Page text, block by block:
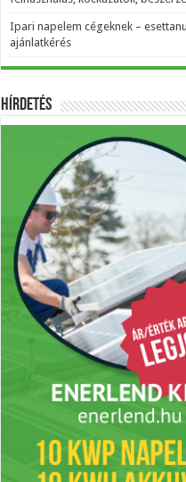
Ipari napelem cégeknek –
ajánlatkérés
Hírdetés